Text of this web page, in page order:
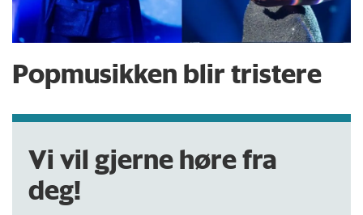
Popmusikken blir tristere
Vi vil gjerne høre fra
deg!